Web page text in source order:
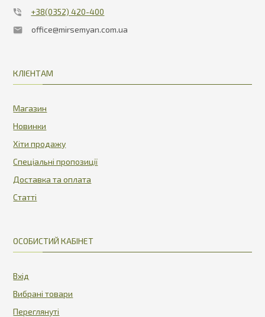
+38(0352) 420-400
office@mirsemyan.com.ua
КЛІЄНТАМ
Магазин
Новинки
Хіти продажу
Спеціальні пропозиції
Доставка та оплата
Статті
ОСОБИСТИЙ КАБІНЕТ
Вхід
Вибрані товари
Переглянуті